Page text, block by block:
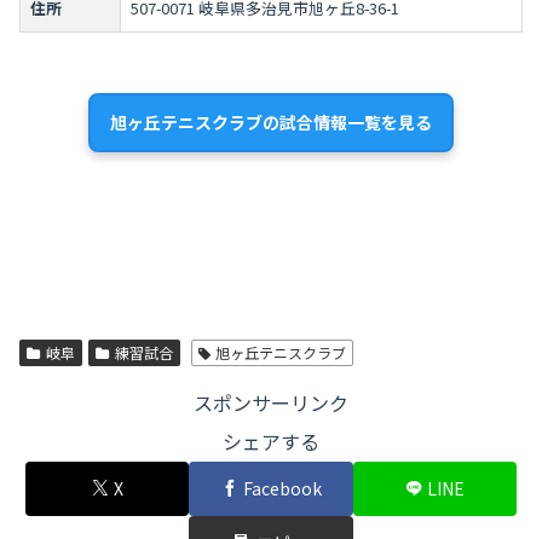
住所 507-0071 岐阜県多治見市旭ヶ丘8-36-1
旭ヶ丘テニスクラブの試合情報一覧を見る
岐阜 練習試合 旭ヶ丘テニスクラブ
スポンサーリンク
シェアする
X Facebook LINE